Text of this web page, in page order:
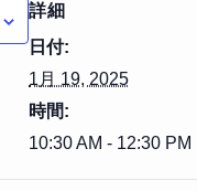
詳細
日付:
1月 19, 2025
時間:
10:30 AM - 12:30 PM